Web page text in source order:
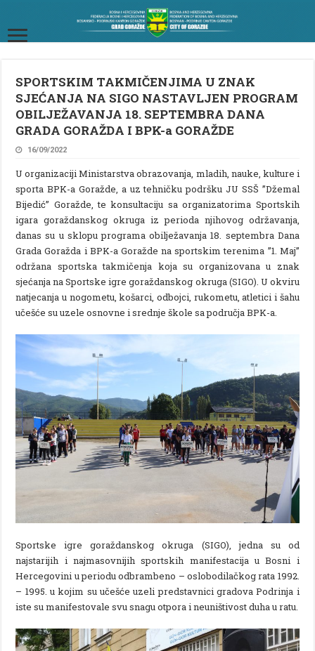
SPORTSKIM TAKMIČENJIMA U ZNAK
SJEĆANJA NA SIGO NASTAVLJEN PROGRAM
OBILJEŽAVANJA 18. SEPTEMBRA DANA
GRADA GORAŽDA I BPK-a GORAŽDE
16/09/2022
U organizaciji Ministarstva obrazovanja, mladih, nauke, kulture i
sporta BPK-a Goražde, a uz tehničku podršku JU SSŠ ”Džemal
Bijedić” Goražde, te konsultaciju sa organizatorima Sportskih
igara goraždanskog okruga iz perioda njihovog održavanja,
danas su u sklopu programa obilježavanja 18. septembra Dana
Grada Goražda i BPK-a Goražde na sportskim terenima ”1. Maj”
održana sportska takmičenja koja su organizovana u znak
sjećanja na Sportske igre goraždanskog okruga (SIGO). U okviru
natjecanja u nogometu, košarci, odbojci, rukometu, atletici i šahu
učešće su uzele osnovne i srednje škole sa područja BPK-a.
Sportske igre goraždanskog okruga (SIGO), jedna su od
najstarijih i najmasovnijih sportskih manifestacija u Bosni i
Hercegovini u periodu odbrambeno – oslobodilačkog rata 1992.
– 1995. u kojim su učešće uzeli predstavnici gradova Podrinja i
iste su manifestovale svu snagu otpora i neuništivost duha u ratu.